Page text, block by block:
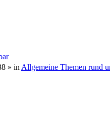
» in Allgemeine Themen rund